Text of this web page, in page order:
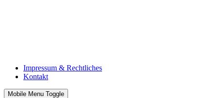
Impressum & Rechtliches
Kontakt
Mobile Menu Toggle